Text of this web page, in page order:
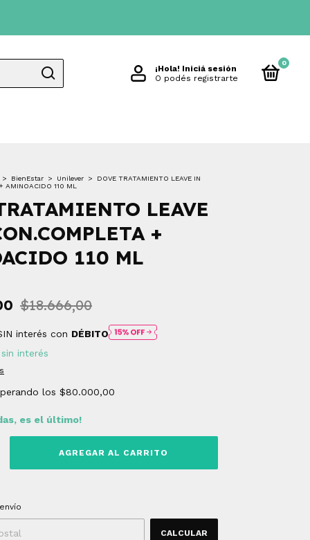
¡Hola! Iniciá sesión
O podés registrarte
0
> BienEstar > Unilever >
DOVE TRATAMIENTO LEAVE IN
AMINOACIDO 110 ML
LEAVE
+
110 ML
$18.666,00
interés con DÉBITO
sin interés
los $80.000,00
es el último!
CALCULAR